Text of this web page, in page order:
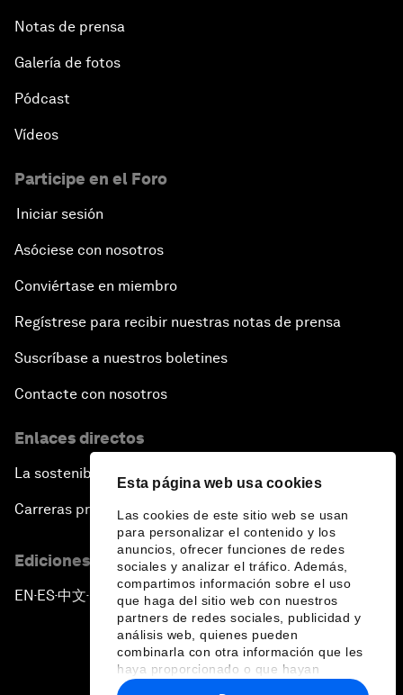
Esta página web usa cookies
Las cookies de este sitio web se usan
para personalizar el contenido y los
anuncios, ofrecer funciones de redes
sociales y analizar el tráfico. Además,
compartimos información sobre el uso
que haga del sitio web con nuestros
partners de redes sociales, publicidad y
análisis web, quienes pueden
combinarla con otra información que les
haya proporcionado o que hayan
recopilado a partir del uso que haya
Notas de prensa
Galería de fotos
Pódcast
Vídeos
Participe en el Foro
Iniciar sesión
Asóciese con nosotros
Conviértase en miembro
Regístrese para recibir nuestras notas de prensa
Suscríbase a nuestros boletines
Contacte con nosotros
Enlaces directos
La sostenibilidad en el Foro
Carreras profesionales
Ediciones en otros idiomas
EN ▪ES▪中文▪ 日本語